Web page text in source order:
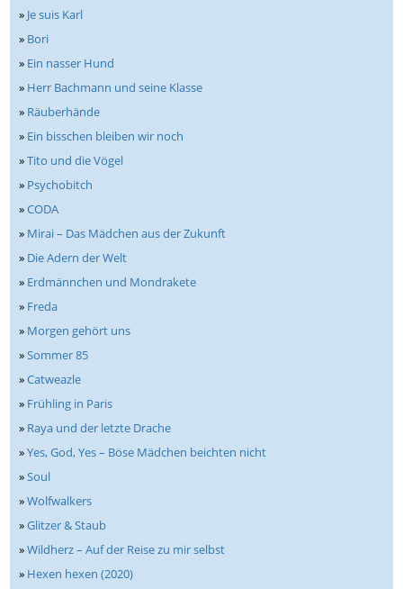
» Je suis Karl
» Bori
» Ein nasser Hund
» Herr Bachmann und seine Klasse
» Räuberhände
» Ein bisschen bleiben wir noch
»Tito und die Vögel
» Psychobitch
»CODA
» Mirai – Das Mädchen aus der Zukunft
» Die Adern der Welt
» Erdmännchen und Mondrakete
» Freda
» Morgen gehört uns
»Sommer 85
»Catweazle
» Frühling in Paris
» Raya und der letzte Drache
»Yes, God, Yes – Böse Mädchen beichten nicht
»Soul
»Wolfwalkers
»Glitzer & Staub
»Wildherz – Auf der Reise zu mir selbst
» Hexen hexen (2020)